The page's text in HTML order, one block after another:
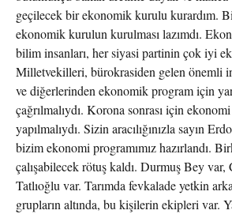
geçilecek bir ekonomik kurulu kurardım.
ekonomik kurulun kurulması lazımdı.
bilim insanları, her siyasi partinin çok iyi
Milletvekilleri, bürokrasiden gelen önemli
ve diğerlerinden ekonomik program için
çağrılmalıydı. Korona sonrası için
yapılmalıydı. Sizin aracılığınızla sayın
bizim ekonomi programımız hazırlandı.
çalışabilecek rötuş kaldı. Durmuş Bey
Tatlıoğlu var. Tarımda fevkalade yetkin
grupların altında, bu kişilerin ekipleri var.